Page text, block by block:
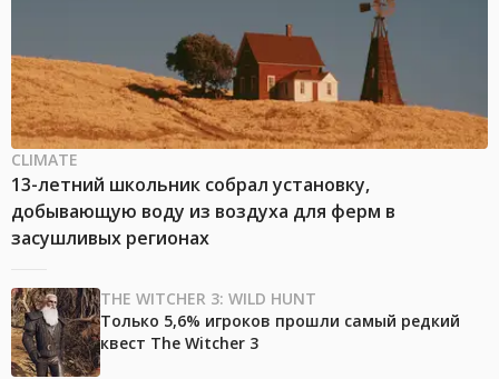
CLIMATE
13-летний школьник собрал установку,
добывающую воду из воздуха для ферм в
засушливых регионах
THE WITCHER 3: WILD HUNT
Только 5,6% игроков прошли самый редкий
квест The Witcher 3